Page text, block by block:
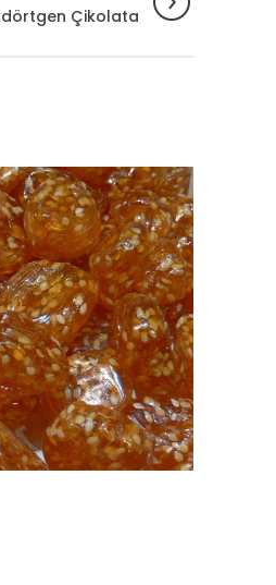
Çikolata